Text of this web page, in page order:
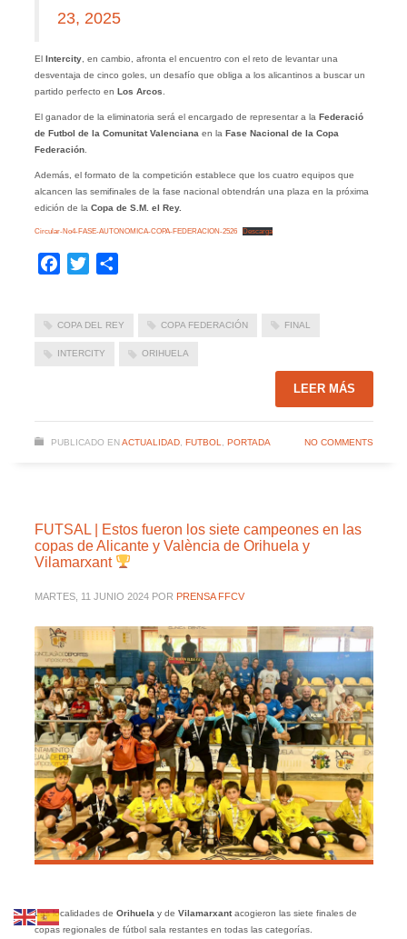
23, 2025
El Intercity, en cambio, afronta el encuentro con el reto de levantar una
desventaja de cinco goles, un desafío que obliga a los alicantinos a buscar un
partido perfecto en Los Arcos
El ganador de la eliminatoria será el encargado de representar a la Federació
de Futbol de la Comunitat Valenciana en la Fase Nacional de la Copa
Federación.
Además, el formato de la competición establece que los cuatro equipos que
alcancen las semifinales de la fase nacional obtendrán una plaza en la próxima
edición de la Copa de S.M. el Rey.
Circular-No4-FASE-AUTONOMICA-COPA-FEDERACION-2526 Descarga
Facebook
Twitter
COPA DEL REY COPA FEDERACIÓN FINAL
INTERCITY ORIHUELA
LEER MÁS
PUBLICADO EN ACTUALIDAD, FUTBOL PORTADA NO COMMENTS
FUTSAL | Estos fueron los siete campeones en las
copas de Alicante y València de Orihuela y
Vilamarxant
MARTES, 11 JUNIO 2024 POR PRENSA FFCV
Las localidades de Orihuela y de Vilamarxantacogieron las siete finales de
copas regionales de fútbol sala restantes en todas las categorías.